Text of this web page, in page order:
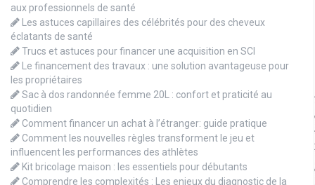
aux professionnels de santé
Les astuces capillaires des célébrités pour des cheveux
éclatants de santé
Trucs et astuces pour financer une acquisition en SCI
Le financement des travaux : une solution avantageuse pour
les propriétaires
Sac à dos randonnée femme 20L : confort et praticité au
quotidien
Comment financer un achat à l’étranger: guide pratique
Comment les nouvelles règles transforment le jeu et
influencent les performances des athlètes
Kit bricolage maison : les essentiels pour débutants
Comprendre les complexités : Les enjeux du diagnostic de la